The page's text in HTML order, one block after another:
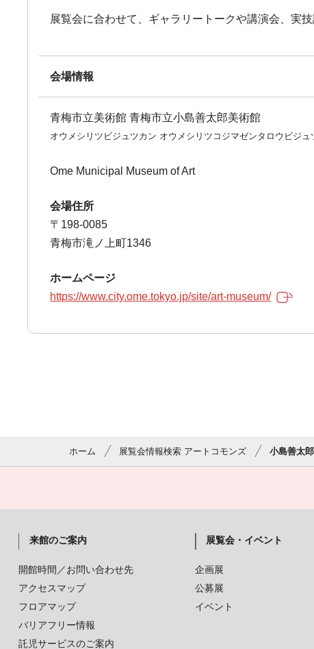
展覧会に合わせて、ギャラリートークや講演会、実
会場情報
青梅市立美術館 青梅市立小島善太郎美術館
オウメシリツビジュツカン オウメシリツコジマゼンタロウビジュ
Ome Municipal Museum of Art
会場住所
〒198-0085
青梅市滝ノ上町1346
ホームページ
https://www.city.ome.tokyo.jp/site/art-museum/
ホーム 展覧会情報検索 アートコモンズ 小島善太
来館のご案内
開館時間／お問い合わせ先
アクセスマップ
フロアマップ
バリアフリー情報
託児サービスのご案内
展覧会・イベント
企画展
公募展
イベント